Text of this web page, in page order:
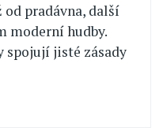
pradávna, další
moderní hudby.
spojují jisté zásady